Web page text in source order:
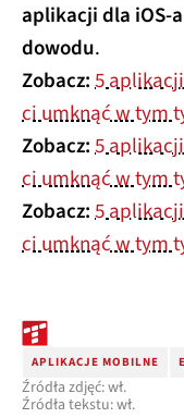
aplikacji dla iOS-
dowodu.
Zobacz:5
ci umknąć w tym
Zobacz:5
ci umknąć w tym
Zobacz:5
ci umknąć w tym
APLIKACJE MOBILNE
Źródła zdjęć: wł.
Źródła tekstu: wł.